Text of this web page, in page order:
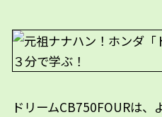
ドリームCB750FOURは、